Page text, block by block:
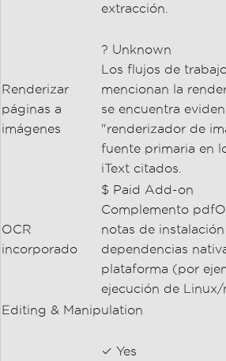
extracción.
Renderizar
páginas a
imágenes
? Unknown
Los flujos de
mencionan la
se encuentra
"renderizador de
fuente primaria en
iText citados.
OCR
incorporado
$ Paid Add-on
Complemento
notas de
dependencias
plataforma (por
ejecución de Linux/
Editing & Manipulation
✓ Yes